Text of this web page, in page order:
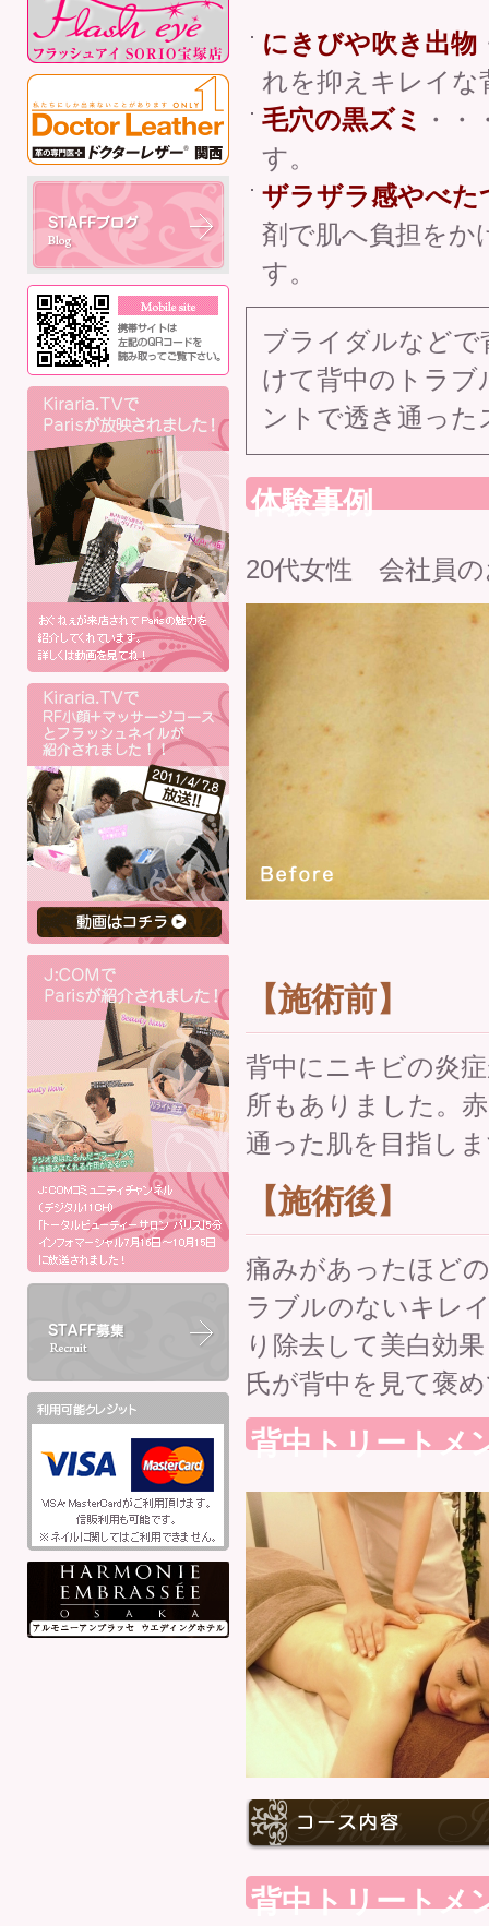
にきびや吹き出物
れを抑えキレイな
毛穴の黒ズミ
・
す。
ザラザラ感やべた
剤で肌へ負担をか
す。
ブライダルなどで
けて背中のトラブ
ントで透き通っ
体験事例
20代女性 会社員の
【施術前】
背中にニキビの炎
所もありました。
通った肌を目指し
【施術後】
痛みがあったほど
ラブルのないキレ
り除去して美白効
氏が背中を見て褒
背中トリートメ
背中トリートメ